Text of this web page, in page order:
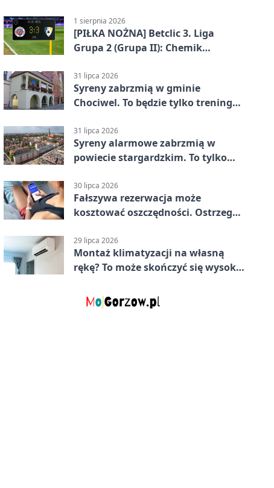
1 sierpnia 2026
[PIŁKA NOŻNA] Betclic 3. Liga
Grupa 2 (Grupa II): Chemik
Stargard 3:3
31 lipca 2026
Syreny zabrzmią w gminie
Chociwel. To będzie tylko trening
31 lipca 2026
Syreny alarmowe zabrzmią w
powiecie stargardzkim. To tylko
30 lipca 2026
Fałszywa rezerwacja może
kosztować oszczędności. Ostrzega
29 lipca 2026
Montaż klimatyzacji na własną
rękę? To może skończyć się wysoką